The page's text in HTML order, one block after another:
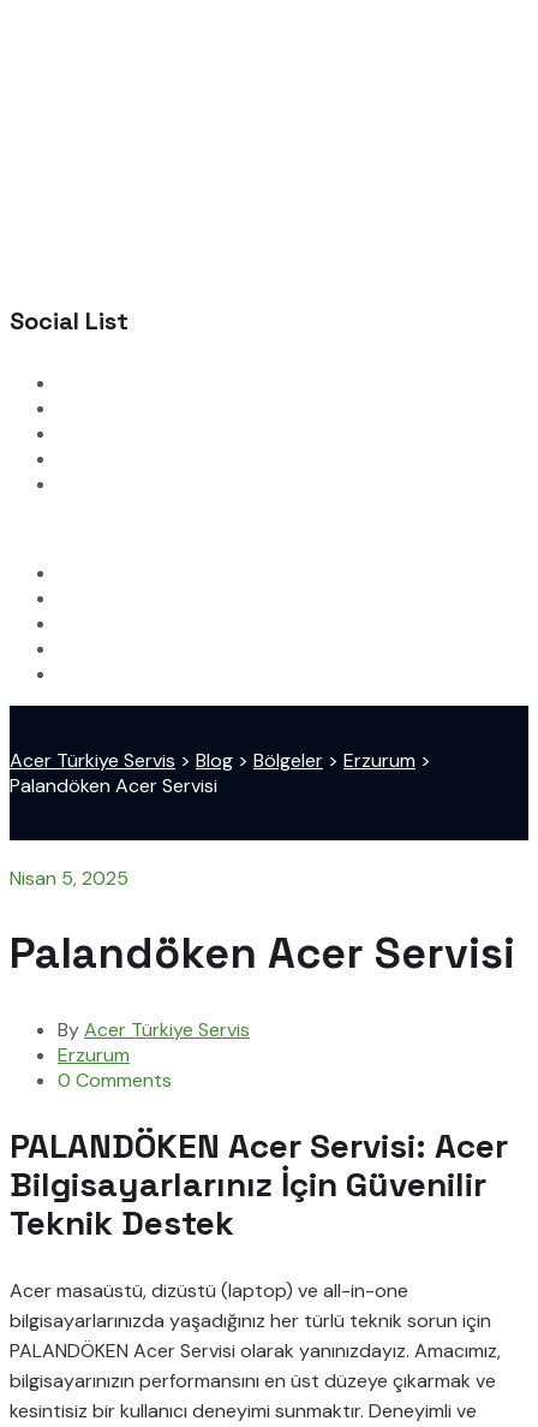
Social List
Acer Türkiye Servis > Blog > Bölgeler > Erzurum >
Palandöken Acer Servisi
Nisan 5, 2025
Palandöken Acer Servisi
ByAcer Türkiye Servis
Erzurum
0 Comments
PALANDÖKEN Acer Servisi: Acer
Bilgisayarlarınız İçin Güvenilir
Teknik Destek
Acer masaüstü, dizüstü (laptop) ve all-in-one
bilgisayarlarınızda yaşadığınız her türlü teknik sorun için
PALANDÖKEN Acer Servisi olarak yanınızdayız. Amacımız,
bilgisayarınızın performansını en üst düzeye çıkarmak ve
kesintisiz bir kullanıcı deneyimi sunmaktır. Deneyimli ve